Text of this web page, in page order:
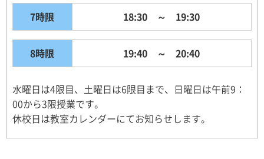
7時限 18:30 ～ 19:30
8時限 19:40 ～ 20:40
水曜日は4限目、土曜日は6限目まで、日曜日は午前9：
00から3限授業です。
休校日は教室カレンダーにてお知らせします。